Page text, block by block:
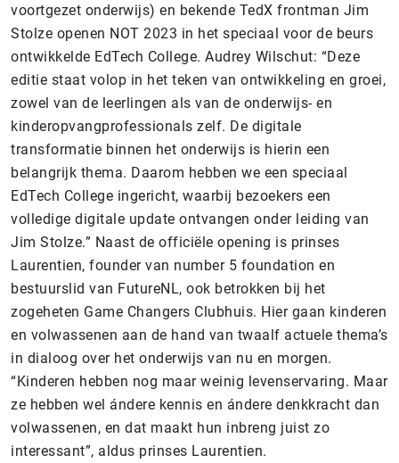
voortgezet onderwijs) en bekende TedX frontman Jim
Stolze openen NOT 2023 in het speciaal voor de beurs
ontwikkelde EdTech College. Audrey Wilschut: “Deze
editie staat volop in het teken van ontwikkeling en groei,
zowel van de leerlingen als van de onderwijs- en
kinderopvangprofessionals zelf. De digitale
transformatie binnen het onderwijs is hierin een
belangrijk thema. Daarom hebben we een speciaal
EdTech College ingericht, waarbij bezoekers een
volledige digitale update ontvangen onder leiding van
Jim Stolze.” Naast de officiële opening is prinses
Laurentien, founder van number 5 foundation en
bestuurslid van FutureNL, ook betrokken bij het
zogeheten Game Changers Clubhuis. Hier gaan kinderen
en volwassenen aan de hand van twaalf actuele thema’s
in dialoog over het onderwijs van nu en morgen.
“Kinderen hebben nog maar weinig levenservaring. Maar
ze hebben wel ándere kennis en ándere denkkracht dan
volwassenen, en dat maakt hun inbreng juist zo
interessant”, aldus prinses Laurentien.